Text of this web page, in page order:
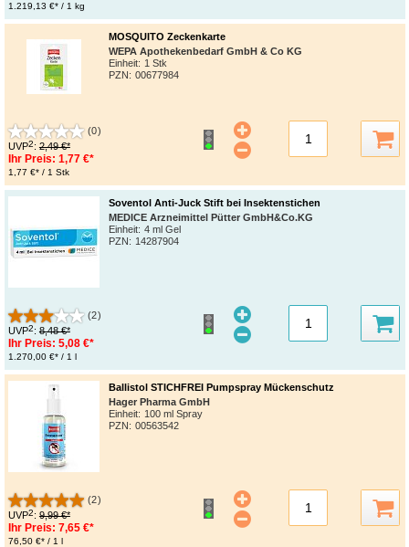
1.219,13 €* / 1 kg
MOSQUITO Zeckenkarte
WEPA Apothekenbedarf GmbH & Co KG
Einheit: 1 Stk
PZN: 00677984
(0)
UVP2: 2,49 €*
Ihr Preis: 1,77 €*
1,77 €* / 1 Stk
Soventol Anti-Juck Stift bei Insektenstichen
MEDICE Arzneimittel Pütter GmbH&Co.KG
Einheit: 4 ml Gel
PZN: 14287904
(2)
UVP2: 8,48 €*
Ihr Preis: 5,08 €*
1.270,00 €* / 1 l
Ballistol STICHFREI Pumpspray Mückenschutz
Hager Pharma GmbH
Einheit: 100 ml Spray
PZN: 00563542
(2)
UVP2: 9,99 €*
Ihr Preis: 7,65 €*
76,50 €* / 1 l